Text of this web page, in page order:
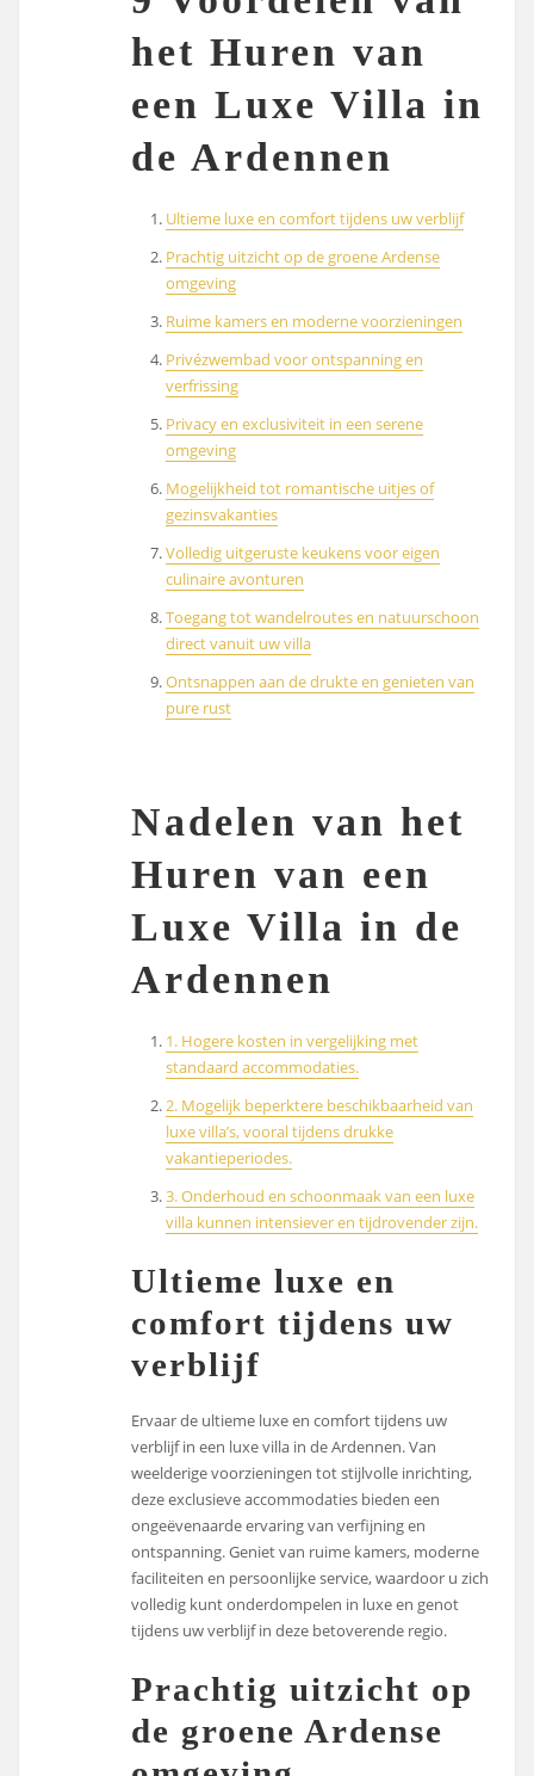
het Huren van
een Luxe Villa in
de Ardennen
Ultieme luxe en comfort tijdens uw verblijf
Prachtig uitzicht op de groene Ardense
omgeving
Ruime kamers en moderne voorzieningen
Privézwembad voor ontspanning en
verfrissing
Privacy en exclusiviteit in een serene
omgeving
Mogelijkheid tot romantische uitjes of
gezinsvakanties
Volledig uitgeruste keukens voor eigen
culinaire avonturen
Toegang tot wandelroutes en natuurschoon
direct vanuit uw villa
Ontsnappen aan de drukte en genieten van
pure rust
Nadelen van het
Huren van een
Luxe Villa in de
Ardennen
1. Hogere kosten in vergelijking met
standaard accommodaties.
2. Mogelijk beperktere beschikbaarheid van
luxe villa’s, vooral tijdens drukke
vakantieperiodes.
3. Onderhoud en schoonmaak van een luxe
villa kunnen intensiever en tijdrovender zijn.
Ultieme luxe en
comfort tijdens uw
verblijf
Ervaar de ultieme luxe en comfort tijdens uw
verblijf in een luxe villa in de Ardennen. Van
weelderige voorzieningen tot stijlvolle inrichting,
deze exclusieve accommodaties bieden een
ongeëvenaarde ervaring van verfijning en
ontspanning. Geniet van ruime kamers, moderne
faciliteiten en persoonlijke service, waardoor u zich
volledig kunt onderdompelen in luxe en genot
tijdens uw verblijf in deze betoverende regio.
Prachtig uitzicht op
de groene Ardense